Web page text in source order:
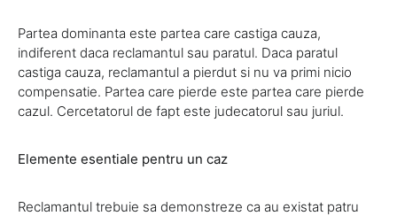
Partea dominanta este partea care castiga cauza,
indiferent daca reclamantul sau paratul. Daca paratul
castiga cauza, reclamantul a pierdut si nu va primi nicio
compensatie. Partea care pierde este partea care pierde
cazul. Cercetatorul de fapt este judecatorul sau juriul.
Elemente esentiale pentru un caz
Reclamantul trebuie sa demonstreze ca au existat patru